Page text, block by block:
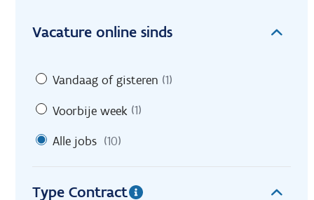
Vacature online sinds
Vandaag of gisteren (1)
Voorbije week (1)
Alle jobs (10)
Type Contract